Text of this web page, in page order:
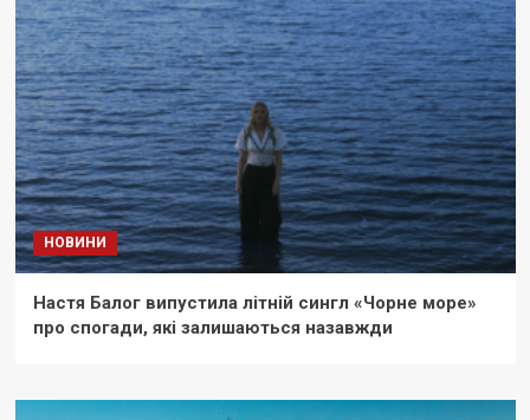
НОВИНИ
Настя Балог випустила літній сингл «Чорне море»
про спогади, які залишаються назавжди